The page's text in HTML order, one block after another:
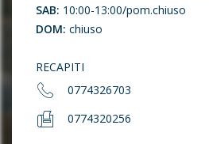
SAB: 10:00-13:00/pom.chiuso
DOM: chiuso
RECAPITI
0774326703
0774320256